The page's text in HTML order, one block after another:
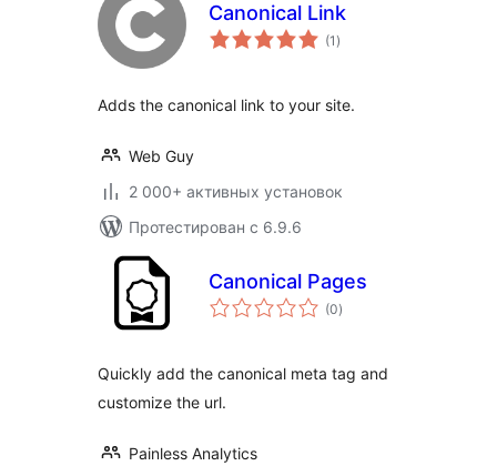
Canonical Link
(1 общий
рейтинг
)
Adds the canonical link to your site.
Web Guy
2 000+ активных установок
Протестирован с 6.9.6
Canonical Pages
(0общий
рейтинг
)
Quickly add the canonical meta tag and
customize the url.
Painless Analytics